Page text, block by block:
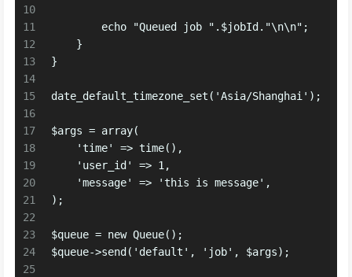
10
11
12
13
14
15
16
17
18
19
20
21
22
23
24
25
        echo "Queued job ".$jobId."\n\n";
    }
}
date_default_timezone_set('Asia/Shanghai');
$args = array(
    'time' => time(),
    'user_id' => 1,
    'message' => 'this is message',
);
$queue = new Queue();
$queue->send('default', 'job', $args);